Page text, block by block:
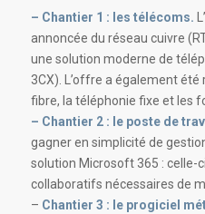
– Chantier 1 : les télécoms.
annoncée du réseau cuivre
une solution moderne de
3CX)
L’offre a également
fibre, la téléphonie fixe et les
– Chantier 2 : le poste de
gagner en simplicité de
solution Microsoft 365 : celle-
collaboratifs nécessaires de
– Chantier 3 : le progiciel